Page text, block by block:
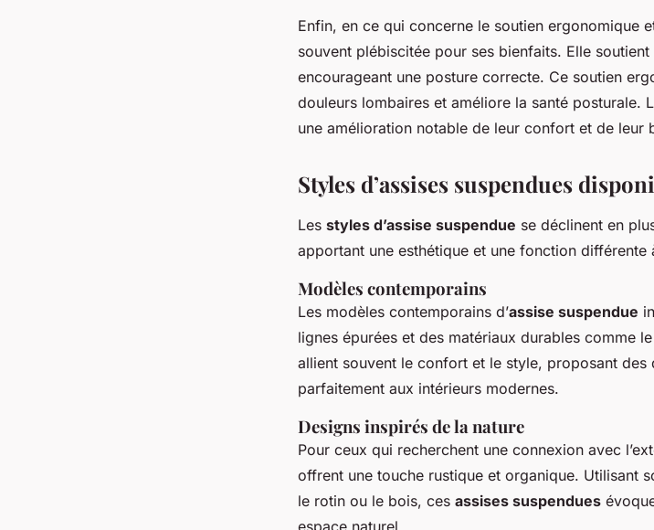
Enfin, en ce qui concerne le soutien ergonomique
souvent plébiscitée pour ses bienfaits. Elle
encourageant une posture correcte. Ce soutien
douleurs lombaires et améliore la santé posturale.
une amélioration notable de leur confort et de leur
Styles d’assises suspendues
Les styles d’assise suspendue se déclinent en
apportant une esthétique et une fonction différente
Modèles contemporains
Les modèles contemporains d’assise suspendue
lignes épurées et des matériaux durables comme
allient souvent le confort et le style, proposant des
parfaitement aux intérieurs modernes.
Designs inspirés de la nature
Pour ceux qui recherchent une connexion avec
offrent une touche rustique et organique. Utilisant
le rotin ou le bois, ces assises suspendues